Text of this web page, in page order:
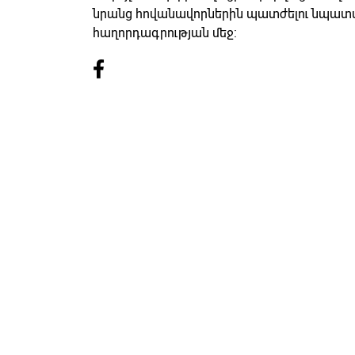
նրանց հովանավորներին պատժելու
հաղորդագրության մեջ: